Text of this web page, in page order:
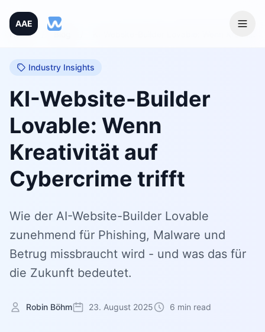
AAE
Home
Blog
Industry Insights
KI-Website-Builder
Lovable: Wenn
Kreativität auf
Cybercrime trifft
Wie der AI-Website-Builder Lovable
zunehmend für Phishing, Malware und
Betrug missbraucht wird - und was das für
die Zukunft bedeutet.
Robin Böhm 23. August 2025 6 min read